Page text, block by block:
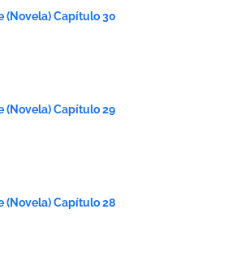
(Novela) Capítulo 30
(Novela) Capítulo 29
(Novela) Capítulo 28